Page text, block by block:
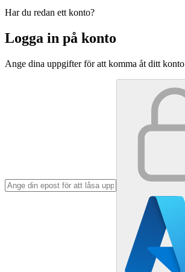
Har du redan ett konto?
Logga in på konto
Ange dina uppgifter för att komma åt ditt konto